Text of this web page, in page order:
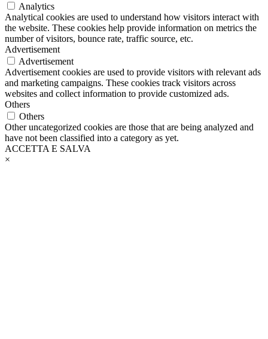
Analytics
Analytical cookies are used to understand how visitors interact with
the website. These cookies help provide information on metrics the
number of visitors, bounce rate, traffic source, etc.
Advertisement
Advertisement
Advertisement cookies are used to provide visitors with relevant ads
and marketing campaigns. These cookies track visitors across
websites and collect information to provide customized ads.
Others
Others
Other uncategorized cookies are those that are being analyzed and
have not been classified into a category as yet.
ACCETTA E SALVA
×